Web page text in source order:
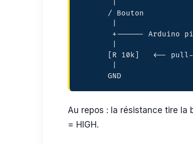
      / Bouton
+------ Arduino
[R 10k]   <--
      GND
Au repos : la résistance tire la
= HIGH.